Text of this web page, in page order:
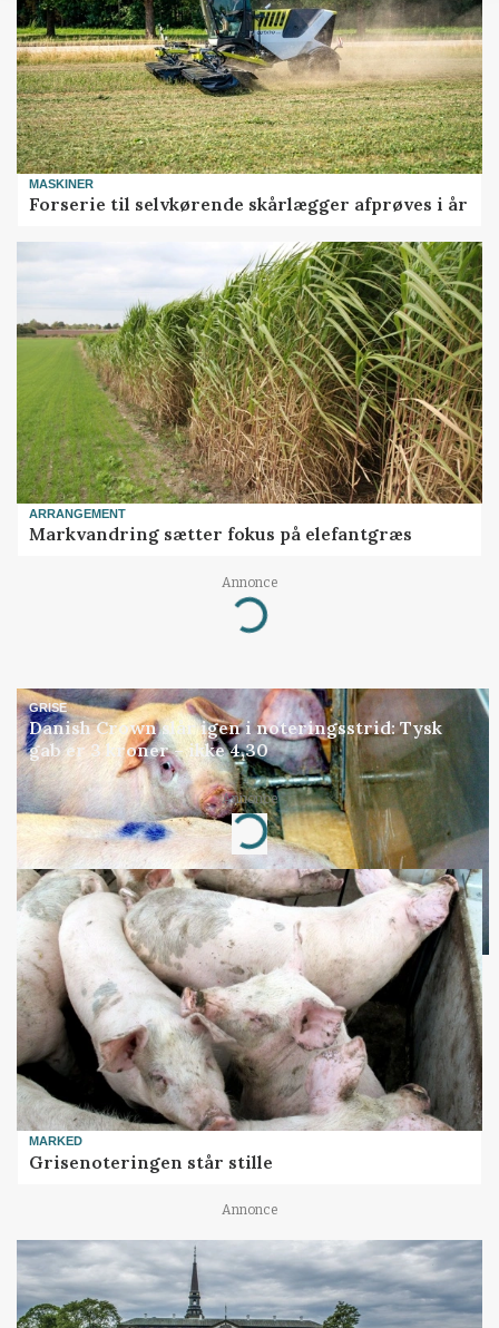
MASKINER
Forserie til selvkørende skårlægger afprøves i år
ARRANGEMENT
Markvandring sætter fokus på elefantgræs
Annonce
Loading...
GRISE
Danish Crown slår igen i noteringsstrid: Tysk
gab er 3 kroner – ikke 4,30
Annonce
Loading...
MARKED
Grisenoteringen står stille
Annonce